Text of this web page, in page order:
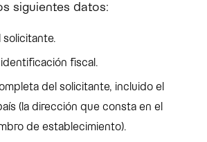
siguientes datos:
solicitante.
fiscal.
del solicitante, incluido el
(la dirección que consta en el
de establecimiento).